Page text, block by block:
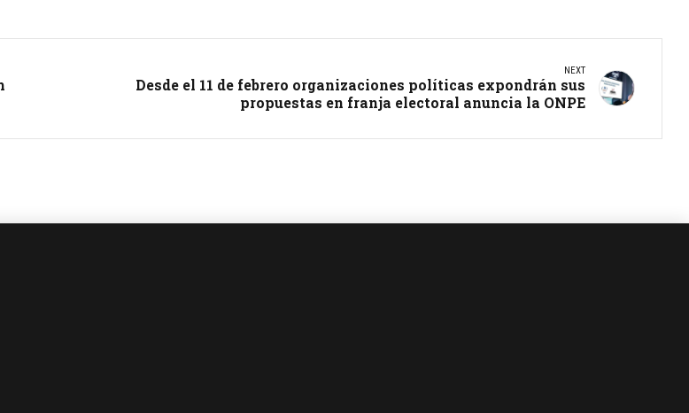
NEXT
Desde el 11 de febrero organizaciones políticas expondrán sus
propuestas en franja electoral anuncia la ONPE